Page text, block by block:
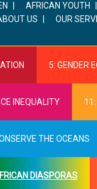
AFRICAN YOUTH
US OUR
5: GENDER
INEQUALITY
THE OCEANS
DIASPORAS